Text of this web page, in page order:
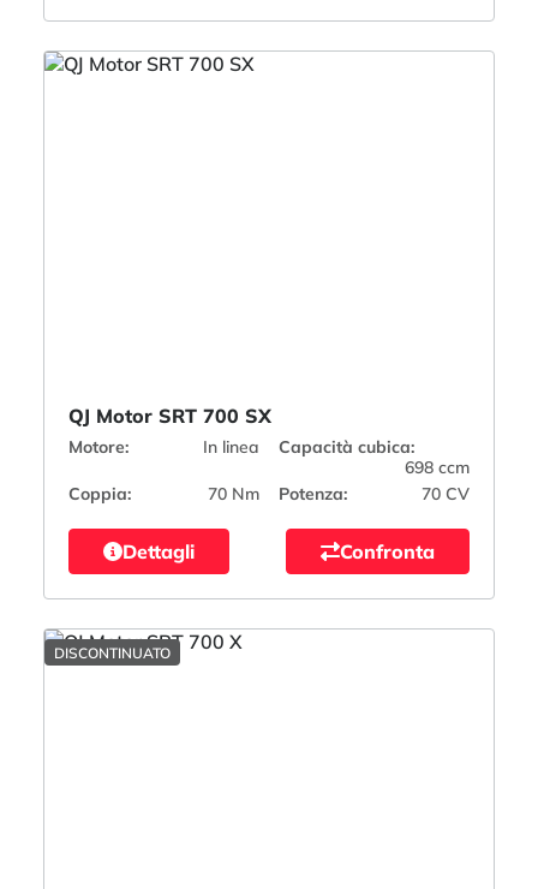
QJ Motor SRT 700 SX
Motore: In linea
Capacità cubica:
698 ccm
Coppia:
70 Nm Potenza: 70 CV
Dettagli Confronta
DISCONTINUATO